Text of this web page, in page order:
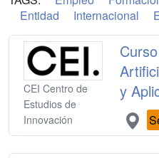
Entidad
Internacional
CEI Centro de
Estudios de
Innovación
y